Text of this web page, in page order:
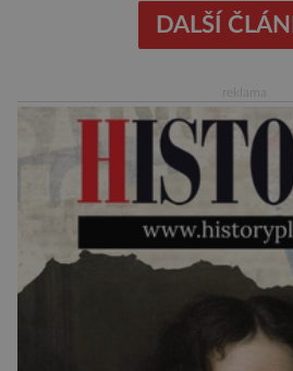
„lasice“ je odhodlána bránit
Nedosahují nijak impozantní
a […]
DALŠÍ